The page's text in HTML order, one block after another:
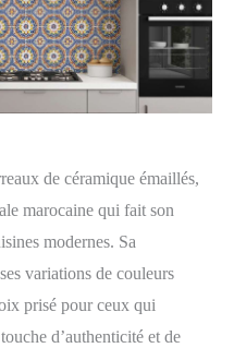
de céramique émaillés,
marocaine qui fait son
modernes. Sa
variations de couleurs
prisé pour ceux qui
d’authenticité et de